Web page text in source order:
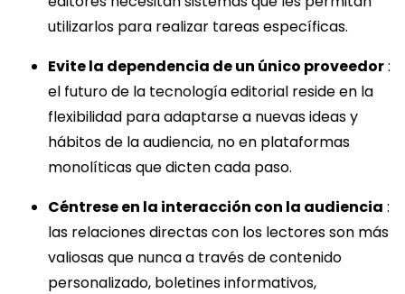
utilizarlos para realizar tareas específicas.
Evite la dependencia de un único proveedor:
el futuro de la tecnología editorial reside en la
flexibilidad para adaptarse a nuevas ideas y
hábitos de la audiencia, no en plataformas
monolíticas que dicten cada paso.
Céntrese en la interacción con la audiencia :
las relaciones directas con los lectores son más
valiosas que nunca a través de contenido
personalizado, boletines informativos,